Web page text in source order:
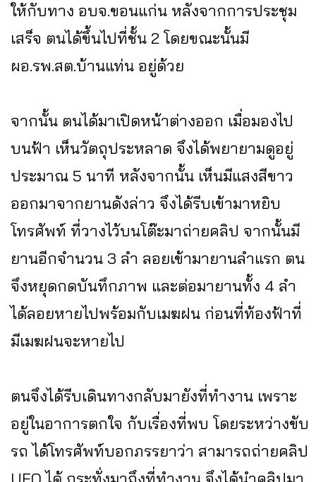
ให้กับทาง อบจ.ขอนแก่น หลังจากการประชุม
เสร็จ ตนได้ขึ้นไปที่ชั้น 2 โดยขณะนั้นมี
ผอ.รพ.สต.บ้านแท่น อยู่ด้วย
จากนั้น ตนได้มาเปิดหน้าต่างออก เมื่อมองไป
บนฟ้า เห็นวัตถุประหลาด จึงได้พยายามดูอยู่
ประมาณ 5 นาที หลังจากนั้น เห็นมีแสงสีขาว
ออกมาจากยานดังล่าว จึงได้รีบเข้ามาหยิบ
โทรศัพท์ ที่วางไว้บนโต๊ะมาถ่ายคลิป จากนั้นมี
ยานอีกจำนวน 3 ลำ ลอยเข้ามายานลำแรก ตน
จึงหยุดกดบันทึกภาพ และต่อมายานทั้ง 4 ลำ
ได้ลอยหายไปพร้อมกับเมฆฝน ก่อนที่ท้องฟ้าที่
มีเมฆฝนจะหายไป
ตนจึงได้รีบเดินทางกลับมายังที่ทำงาน เพราะ
อยู่ในอาการตกใจ กับเรื่องที่พบ โดยระหว่างขับ
รถ ได้โทรศัพท์บอกภรรยาว่า สามารถถ่ายคลิป